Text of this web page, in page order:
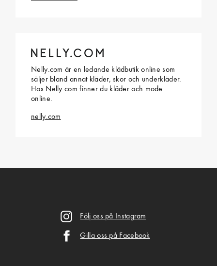
Nelly.com är en ledande klädbutik online som
säljer bland annat kläder, skor och underkläder.
Hos Nelly.com finner du kläder och mode
online.
nelly.com
Följ oss på Instagram
Gilla oss på Facebook